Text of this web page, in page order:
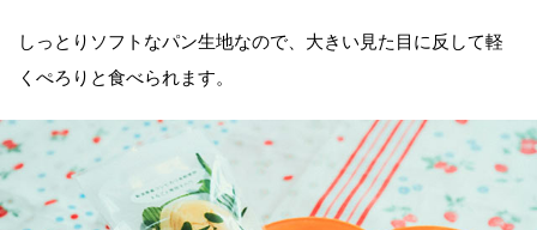
しっとりソフトなパン生地なので、大きい見た目に反して軽
くぺろりと食べられます。